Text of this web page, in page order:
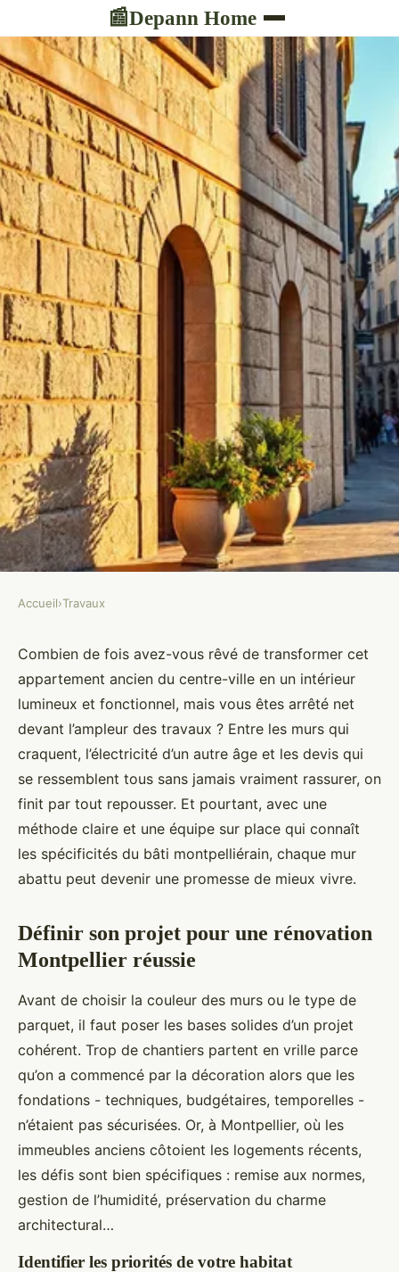
📰Depann Home
Travaux personnalisés pour une
rénovation réussie à Montpellier
Éva•3 avril 2026•9 min de lecture
Accueil›Travaux
Combien de fois avez-vous rêvé de transformer cet
appartement ancien du centre-ville en un intérieur
lumineux et fonctionnel, mais vous êtes arrêté net
devant l’ampleur des travaux ? Entre les murs qui
craquent, l’électricité d’un autre âge et les devis qui
se ressemblent tous sans jamais vraiment rassurer, on
finit par tout repousser. Et pourtant, avec une
méthode claire et une équipe sur place qui connaît
les spécificités du bâti montpelliérain, chaque mur
abattu peut devenir une promesse de mieux vivre.
Définir son projet pour une rénovation
Montpellier réussie
Avant de choisir la couleur des murs ou le type de
parquet, il faut poser les bases solides d’un projet
cohérent. Trop de chantiers partent en vrille parce
qu’on a commencé par la décoration alors que les
fondations - techniques, budgétaires, temporelles -
n’étaient pas sécurisées. Or, à Montpellier, où les
immeubles anciens côtoient les logements récents,
les défis sont bien spécifiques : remise aux normes,
gestion de l’humidité, préservation du charme
architectural…
Identifier les priorités de votre habitat